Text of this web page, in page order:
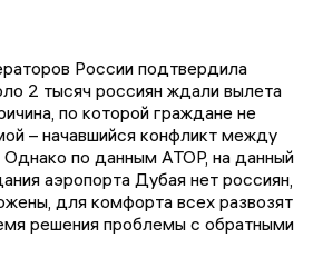
России подтвердила
2 тысяч россиян ждали вылета
по которой граждане не
– начавшийся конфликт между
по данным АТОР, на данный
аэропорта Дубая нет россиян,
для комфорта всех развозят
решения проблемы с обратными